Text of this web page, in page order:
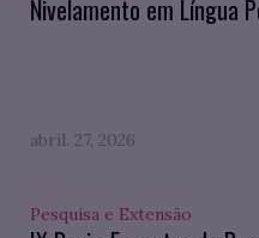
Nivelamento em Língua
abril. 27, 2026
Pesquisa e Extensão